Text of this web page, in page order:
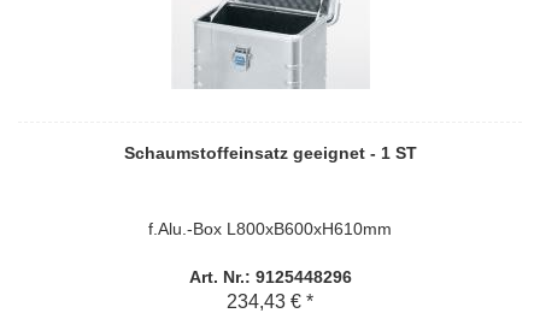
Schaumstoffeinsatz geeignet - 1 ST
f.Alu.-Box L800xB600xH610mm
Art. Nr.: 9125448296
234,43 € *